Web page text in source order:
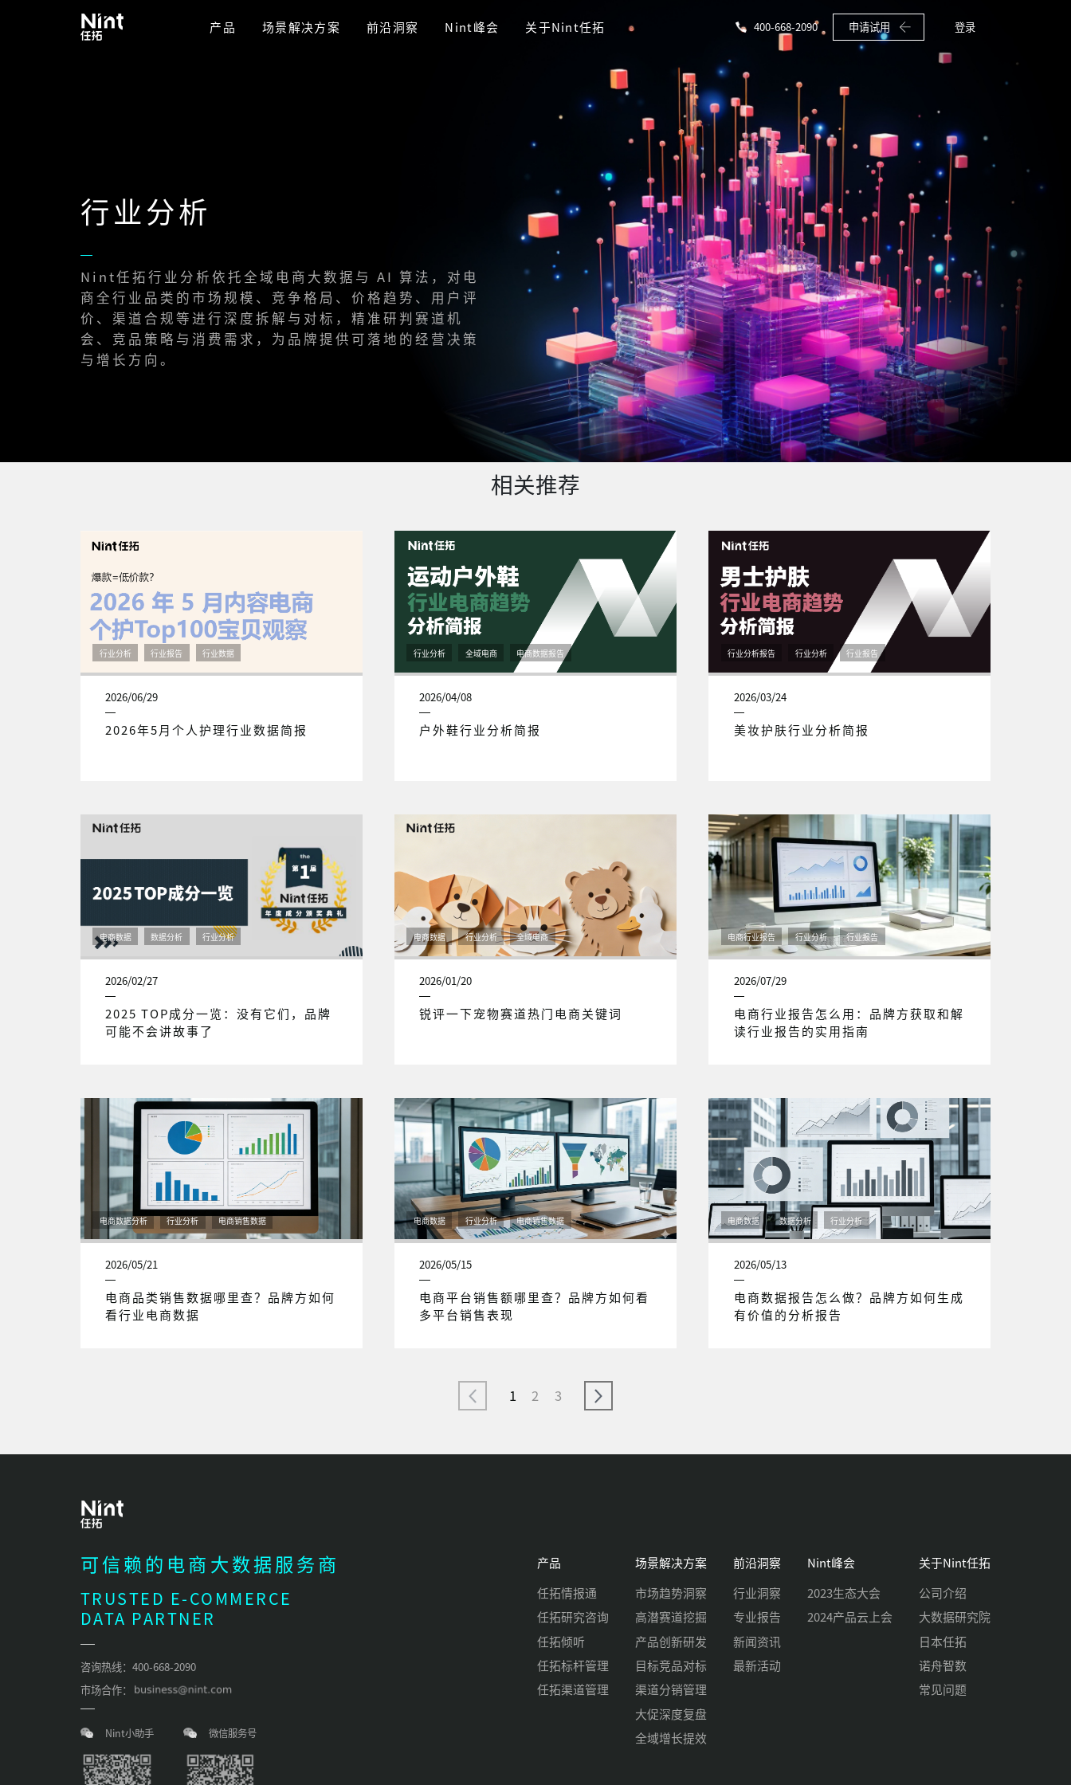
产品 场景解决方案 前沿洞察 Nint峰会 关于Nint任拓 400-668-2090 申请试用 登录
行业分析
Nint任拓行业分析依托全域电商大数据与 AI 算法，对电
商全行业品类的市场规模、竞争格局、价格趋势、用户评
价、渠道合规等进行深度拆解与对标，精准研判赛道机
会、竞品策略与消费需求，为品牌提供可落地的经营决策
与增长方向。
相关推荐
行业分析 行业报告 行业数据
2026/06/29
2026年5月个人护理行业数据简报
行业分析 全域电商 电商数据报告
2026/04/08
户外鞋行业分析简报
行业分析报告 行业分析 行业报告
2026/03/24
美妆护肤行业分析简报
电商数据 数据分析 行业分析
2026/02/27
2025 TOP成分一览：没有它们，品牌
可能不会讲故事了
电商数据 行业分析 全域电商
2026/01/20
锐评一下宠物赛道热门电商关键词
电商行业报告 行业分析 行业报告
2026/07/29
电商行业报告怎么用：品牌方获取和解
读行业报告的实用指南
电商数据分析 行业分析 电商销售数据
2026/05/21
电商品类销售数据哪里查？品牌方如何
看行业电商数据
电商数据 行业分析 电商销售数据
2026/05/15
电商平台销售额哪里查？品牌方如何看
多平台销售表现
电商数据 数据分析 行业分析
2026/05/13
电商数据报告怎么做？品牌方如何生成
有价值的分析报告
1 2 3
可信赖的电商大数据服务商
TRUSTED E-COMMERCE
DATA PARTNER
咨询热线：400-668-2090
市场合作：
Nint小助手 微信服务号
产品
任拓情报通
任拓研究咨询
任拓倾听
任拓标杆管理
任拓渠道管理
场景解决方案
市场趋势洞察
高潜赛道挖掘
产品创新研发
目标竞品对标
渠道分销管理
大促深度复盘
全域增长提效
前沿洞察
行业洞察
专业报告
新闻资讯
最新活动
Nint峰会
2023生态大会
2024产品云上会
关于Nint任拓
公司介绍
大数据研究院
日本任拓
诺舟智数
常见问题